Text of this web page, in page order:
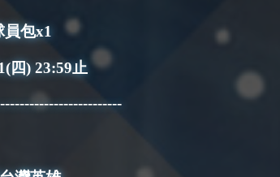
包x1
四) 23:59止